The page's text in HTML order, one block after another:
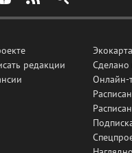
редакции
Экокарта
Сделано
Онлайн-